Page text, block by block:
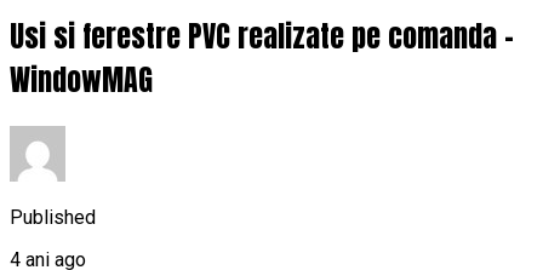
Usi si ferestre PVC realizate pe comanda –
WindowMAG
Published
4 ani ago